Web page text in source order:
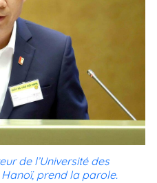
de l’Université des
prend la parole.